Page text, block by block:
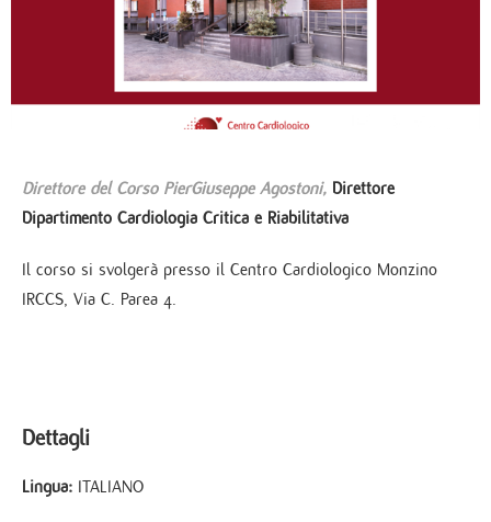
Direttore del Corso PierGiuseppe Agostoni, Direttore
Dipartimento Cardiologia Critica e Riabilitativa
Il corso si svolgerà presso il Centro Cardiologico Monzino
IRCCS, Via C. Parea 4.
Dettagli
Lingua: ITALIANO